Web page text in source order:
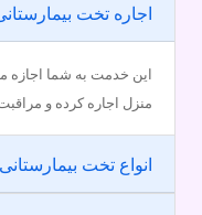
اجاره تخت
این خدمت به شما اجازه
منزل اجاره کرده و
انواع تخت